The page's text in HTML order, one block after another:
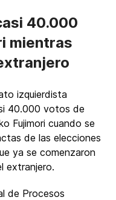
40.000
mientras
izquierdista
40.000 votos de
Fujimori cuando se
de las elecciones
ya se comenzaron
extranjero.
de Procesos